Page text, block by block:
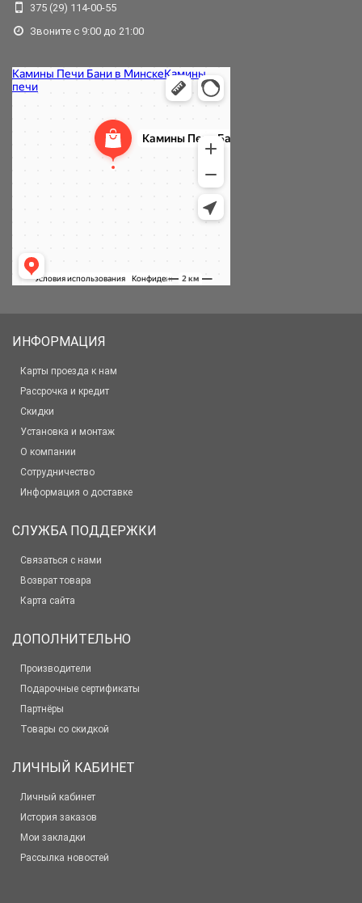
375 (29) 114-00-55
Звоните с 9:00 до 21:00
ИНФОРМАЦИЯ
Карты проезда к нам
Рассрочка и кредит
Скидки
Установка и монтаж
О компании
Сотрудничество
Информация о доставке
СЛУЖБА ПОДДЕРЖКИ
Связаться с нами
Возврат товара
Карта сайта
ДОПОЛНИТЕЛЬНО
Производители
Подарочные сертификаты
Партнёры
Товары со скидкой
ЛИЧНЫЙ КАБИНЕТ
Личный кабинет
История заказов
Мои закладки
Рассылка новостей